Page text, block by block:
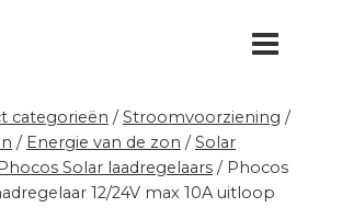
categorieën / Stroomvoorziening /
/ Energie van de zon / Solar
Phocos Solar laadregelaars / Phocos
12/24V max 10A uitloop